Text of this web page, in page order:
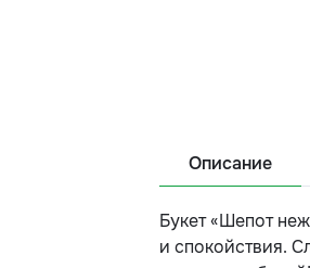
Описание
Букет «Шепот
и спокойствия.